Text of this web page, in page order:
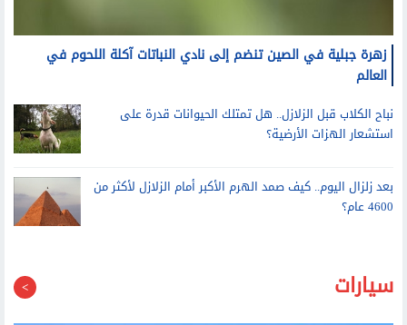
زهرة جبلية في الصين تنضم إلى نادي النباتات آكلة اللحوم في
العالم
نباح الكلاب قبل الزلازل.. هل تمتلك الحيوانات قدرة على
استشعار الهزات الأرضية؟
بعد زلزال اليوم.. كيف صمد الهرم الأكبر أمام الزلازل لأكثر من
4600 عام؟
سيارات